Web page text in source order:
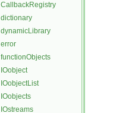
CallbackRegistry
dictionary
dynamicLibrary
error
functionObjects
IOobject
IOobjectList
IOobjects
IOstreams